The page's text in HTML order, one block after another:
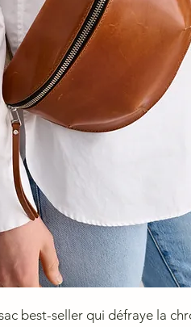
best-seller qui défraye la